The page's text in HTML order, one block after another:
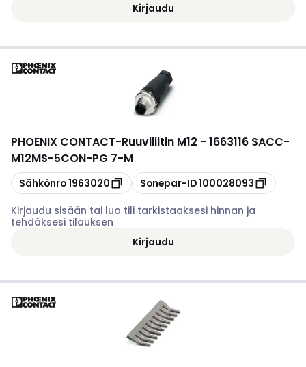
Kirjaudu
PHOENIX CONTACT-Ruuviliitin M12 - 1663116 SACC-
M12MS-5CON-PG 7-M
Kopioi
Sähkönro1963020 Kopioi
Sonepar-ID100028093
Kirjaudu sisään tai luo tili tarkistaaksesi hinnan ja
tehdäksesi tilauksen
Kirjaudu